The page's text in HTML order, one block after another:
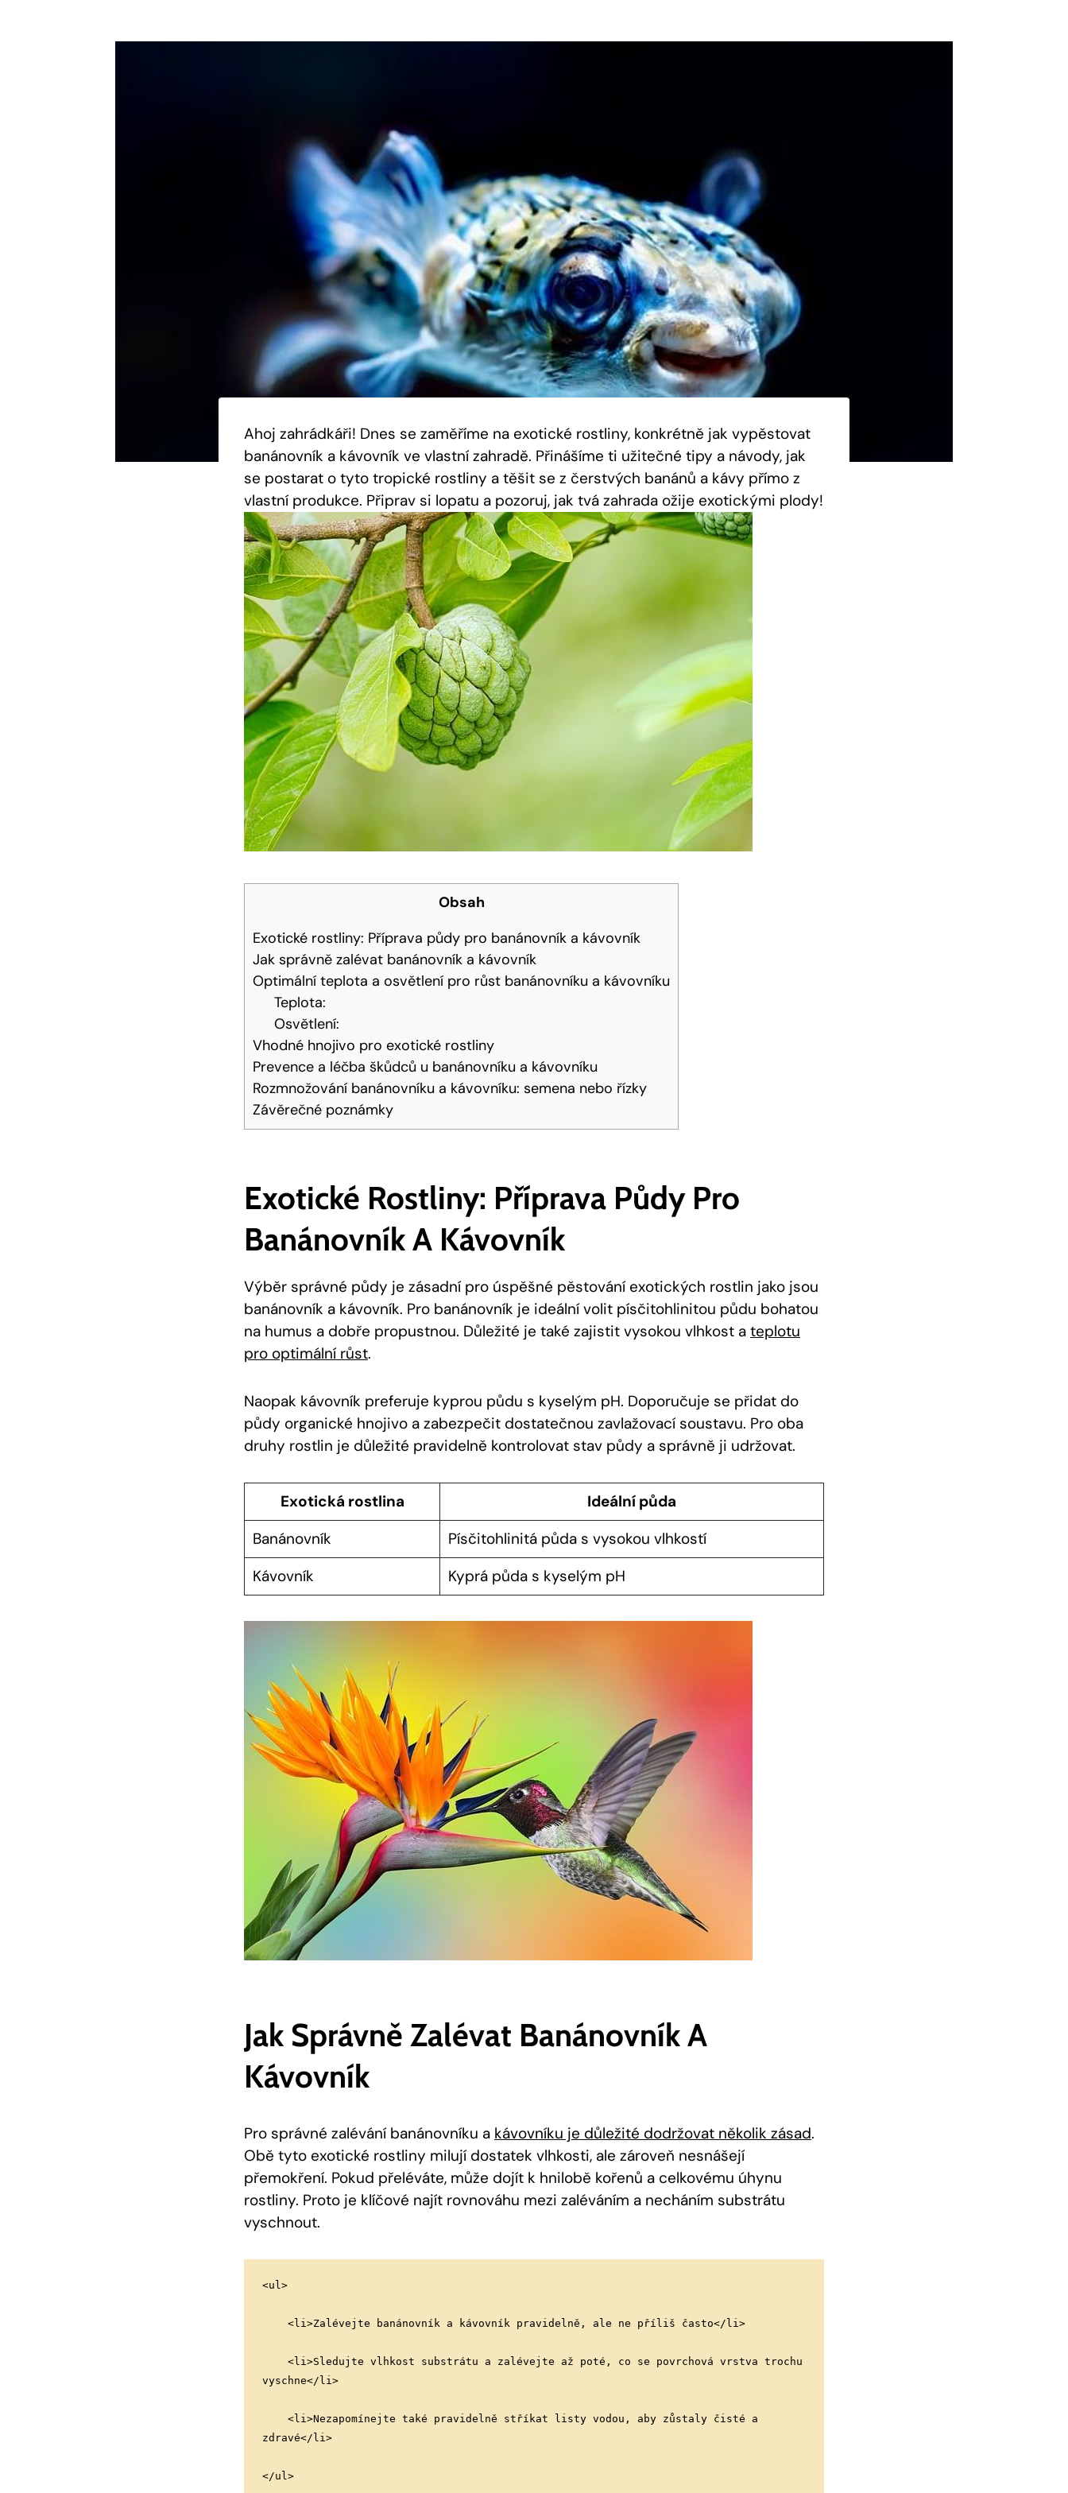
Ahoj zahrádkáři! Dnes se zaměříme na exotické rostliny, konkrétně jak vypěstovat
banánovník a kávovník ve vlastní zahradě. Přinášíme ti užitečné tipy a návody, jak
se postarat o tyto tropické rostliny a těšit se z čerstvých banánů a kávy přímo z
vlastní produkce. Připrav si lopatu a pozoruj, jak tvá zahrada ožije exotickými plody!
Obsah
Exotické rostliny: Příprava půdy pro banánovník a kávovník
Jak správně zalévat banánovník a kávovník
Optimální teplota a osvětlení pro růst banánovníku a kávovníku
Teplota:
Osvětlení:
Vhodné hnojivo pro exotické rostliny
Prevence a léčba škůdců u banánovníku a kávovníku
Rozmnožování banánovníku a kávovníku: semena nebo řízky
Závěrečné poznámky
Exotické Rostliny: Příprava Půdy Pro
Banánovník A Kávovník
Výběr správné půdy je zásadní pro úspěšné pěstování exotických rostlin jako jsou
banánovník a kávovník. Pro banánovník je ideální volit písčitohlinitou půdu bohatou
na humus a dobře propustnou. Důležité je také zajistit vysokou vlhkost a teplotu
pro optimální růst.
Naopak kávovník preferuje kyprou půdu s kyselým pH. Doporučuje se přidat do
půdy organické hnojivo a zabezpečit dostatečnou zavlažovací soustavu. Pro oba
druhy rostlin je důležité pravidelně kontrolovat stav půdy a správně ji udržovat.
Exotická rostlina
Ideální půda
Banánovník
Písčitohlinitá půda s vysokou vlhkostí
Kávovník
Kyprá půda s kyselým pH
Jak Správně Zalévat Banánovník A
Kávovník
Pro správné zalévání banánovníku a kávovníku je důležité dodržovat několik zásad.
Obě tyto exotické rostliny milují dostatek vlhkosti, ale zároveň nesnášejí
přemokření. Pokud přeléváte, může dojít k hnilobě kořenů a celkovému úhynu
rostliny. Proto je klíčové najít rovnováhu mezi zaléváním a necháním substrátu
vyschnout.
<ul>
    <li>Zalévejte banánovník a kávovník pravidelně, ale ne příliš často</li>
vyschne</li>
zdravé</li>
</ul>